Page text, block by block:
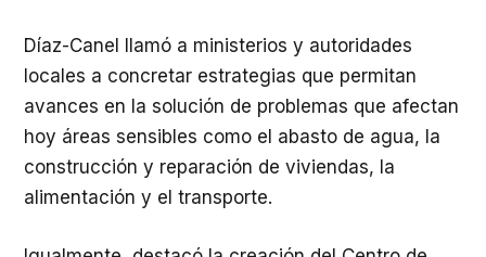
Díaz-Canel llamó a ministerios y autoridades
locales a concretar estrategias que permitan
avances en la solución de problemas que afectan
hoy áreas sensibles como el abasto de agua, la
construcción y reparación de viviendas, la
alimentación y el transporte.